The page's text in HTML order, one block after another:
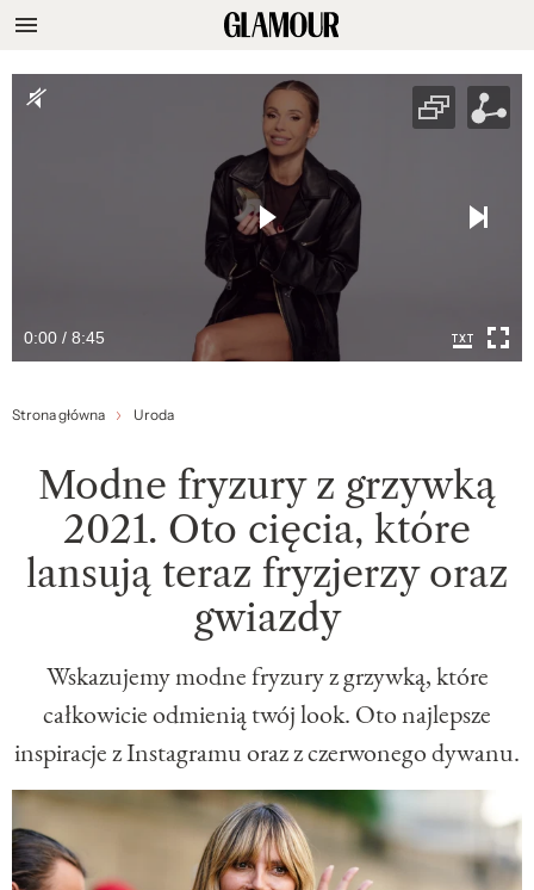
0:00 / 8:45
Strona główna Uroda
Modne fryzury z grzywką
2021. Oto cięcia, które
lansują teraz fryzjerzy oraz
gwiazdy
Wskazujemy modne fryzury z grzywką, które
całkowicie odmienią twój look. Oto najlepsze
inspiracje z Instagramu oraz z czerwonego dywanu.